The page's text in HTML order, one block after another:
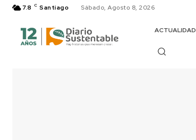
7.8 C Santiago Sábado, Agosto 8, 2026
ACTUALIDAD